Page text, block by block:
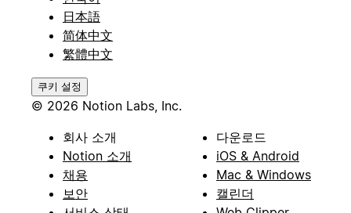
日本語
简体中文
繁體中文
쿠키 설정
© 2026 Notion Labs, Inc.
회사 소개
Notion 소개
채용
보안
다운로드
iOS & Android
Mac & Windows
캘린더